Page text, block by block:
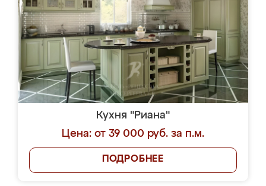
Кухня "Риана"
Цена: от 39 000 руб. за п.м.
ПОДРОБНЕЕ